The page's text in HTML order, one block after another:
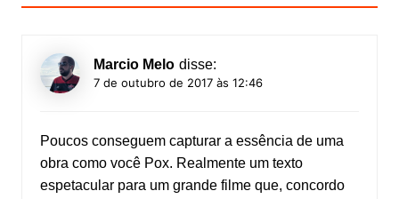
Marcio Melo disse:
7 de outubro de 2017 às 12:46
Poucos conseguem capturar a essência de uma
obra como você Pox. Realmente um texto
espetacular para um grande filme que, concordo